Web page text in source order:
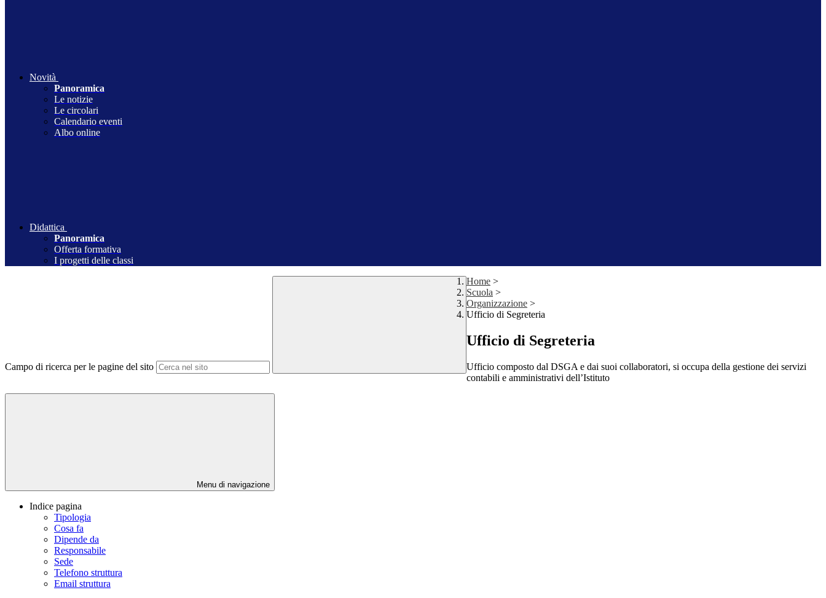
Novità
Panoramica
Le notizie
Le circolari
Calendario eventi
Albo online
Didattica
Panoramica
Offerta formativa
I progetti delle classi
Campo di ricerca per le pagine del sito
Home >
Scuola >
Organizzazione >
Ufficio di Segreteria
Ufficio di Segreteria
Ufficio composto dal DSGA e dai suoi collaboratori, si occupa della gestione dei servizi
contabili e amministrativi dell’Istituto
Menu di navigazione
Indice pagina
Tipologia
Cosa fa
Dipende da
Responsabile
Sede
Telefono struttura
Email struttura